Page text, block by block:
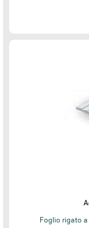
Foglio rigato